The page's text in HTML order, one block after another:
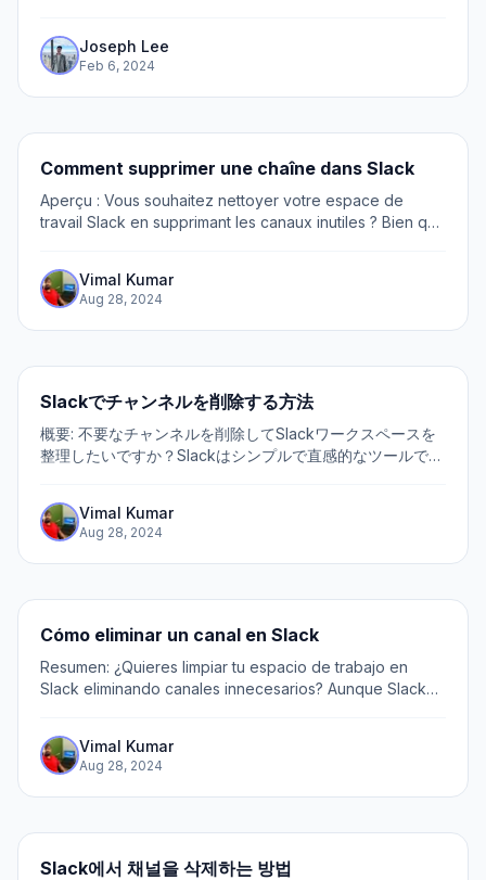
intuitive for everyone on how they can...
Joseph Lee
Feb 6, 2024
Comment supprimer une chaîne dans Slack
Aperçu : Vous souhaitez nettoyer votre espace de
travail Slack en supprimant les canaux inutiles ? Bien que
évident pour tout le monde de...
Vimal Kumar
Aug 28, 2024
Slackでチャンネルを削除する方法
概要: 不要なチャンネルを削除してSlackワークスペースを
整理したいですか？Slackはシンプルで直感的なツールです
解しているわけではありません。古くなったチャンネルを
整理したり、ディスカッションを統合したりする際に、こ
のクイックSlackデモガイドを使用して削除プロセスをスム
ーズに進めましょう: 1.
Vimal Kumar
Aug 28, 2024
Cómo eliminar un canal en Slack
Resumen: ¿Quieres limpiar tu espacio de trabajo en
Slack eliminando canales innecesarios? Aunque Slack
intuitivo para todos cómo eliminar canales...
Vimal Kumar
Aug 28, 2024
Slack에서 채널을 삭제하는 방법